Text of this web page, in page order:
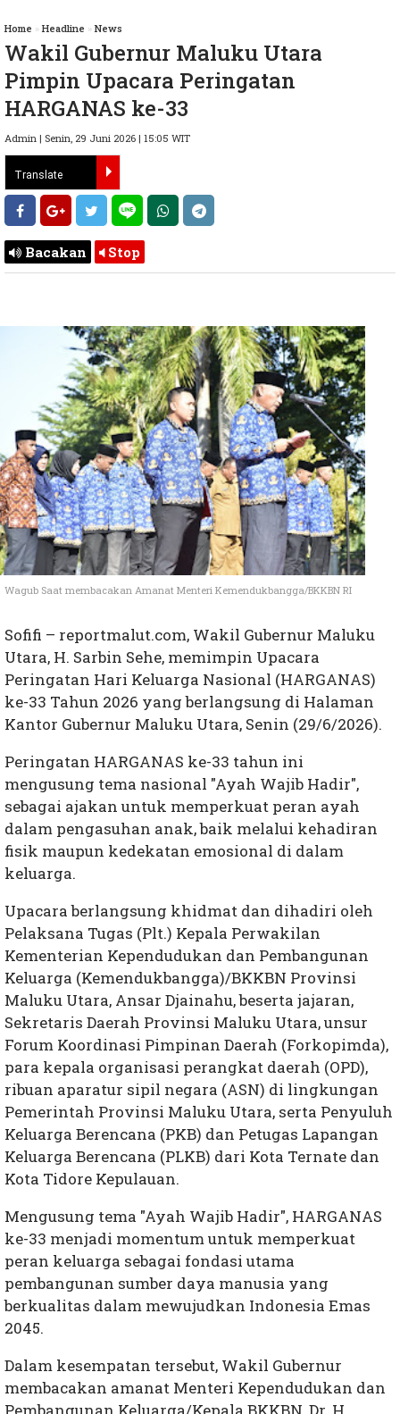
Home » Headline » News
Wakil Gubernur Maluku Utara
Pimpin Upacara Peringatan
HARGANAS ke-33
Admin | Senin, 29 Juni 2026 | 15:05 WIT
Bacakan Stop
Wagub Saat membacakan Amanat Menteri Kemendukbangga/BKKBN RI
Sofifi – reportmalut.com, Wakil Gubernur Maluku
Utara, H. Sarbin Sehe, memimpin Upacara
Peringatan Hari Keluarga Nasional (HARGANAS)
ke-33 Tahun 2026 yang berlangsung di Halaman
Kantor Gubernur Maluku Utara, Senin (29/6/2026).
Peringatan HARGANAS ke-33 tahun ini
mengusung tema nasional "Ayah Wajib Hadir",
sebagai ajakan untuk memperkuat peran ayah
dalam pengasuhan anak, baik melalui kehadiran
fisik maupun kedekatan emosional di dalam
keluarga.
Upacara berlangsung khidmat dan dihadiri oleh
Pelaksana Tugas (Plt.) Kepala Perwakilan
Kementerian Kependudukan dan Pembangunan
Keluarga (Kemendukbangga)/BKKBN Provinsi
Maluku Utara, Ansar Djainahu, beserta jajaran,
Sekretaris Daerah Provinsi Maluku Utara, unsur
Forum Koordinasi Pimpinan Daerah (Forkopimda),
para kepala organisasi perangkat daerah (OPD),
ribuan aparatur sipil negara (ASN) di lingkungan
Pemerintah Provinsi Maluku Utara, serta Penyuluh
Keluarga Berencana (PKB) dan Petugas Lapangan
Keluarga Berencana (PLKB) dari Kota Ternate dan
Kota Tidore Kepulauan.
Mengusung tema "Ayah Wajib Hadir", HARGANAS
ke-33 menjadi momentum untuk memperkuat
peran keluarga sebagai fondasi utama
pembangunan sumber daya manusia yang
berkualitas dalam mewujudkan Indonesia Emas
2045.
Dalam kesempatan tersebut, Wakil Gubernur
membacakan amanat Menteri Kependudukan dan